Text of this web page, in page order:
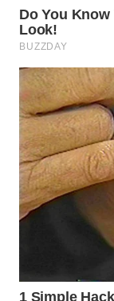
Wahana
Media
WAHANA
NEWS
WAHANA
TANI
WAHANA
INFRASTRUKTUR